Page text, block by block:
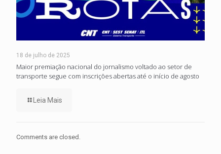
18 de julho de 2025
Maior premiação nacional do jornalismo voltado ao setor de
transporte segue com inscrições abertas até o início de agosto
Leia Mais
Comments are closed.